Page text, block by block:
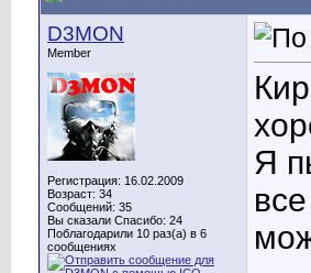
D3MON
Member
Регистрация: 16.02.2009
Возраст: 34
Сообщений: 35
Вы сказали Спасибо: 24
Поблагодарили 10 раз(а) в 6
сообщениях
Я